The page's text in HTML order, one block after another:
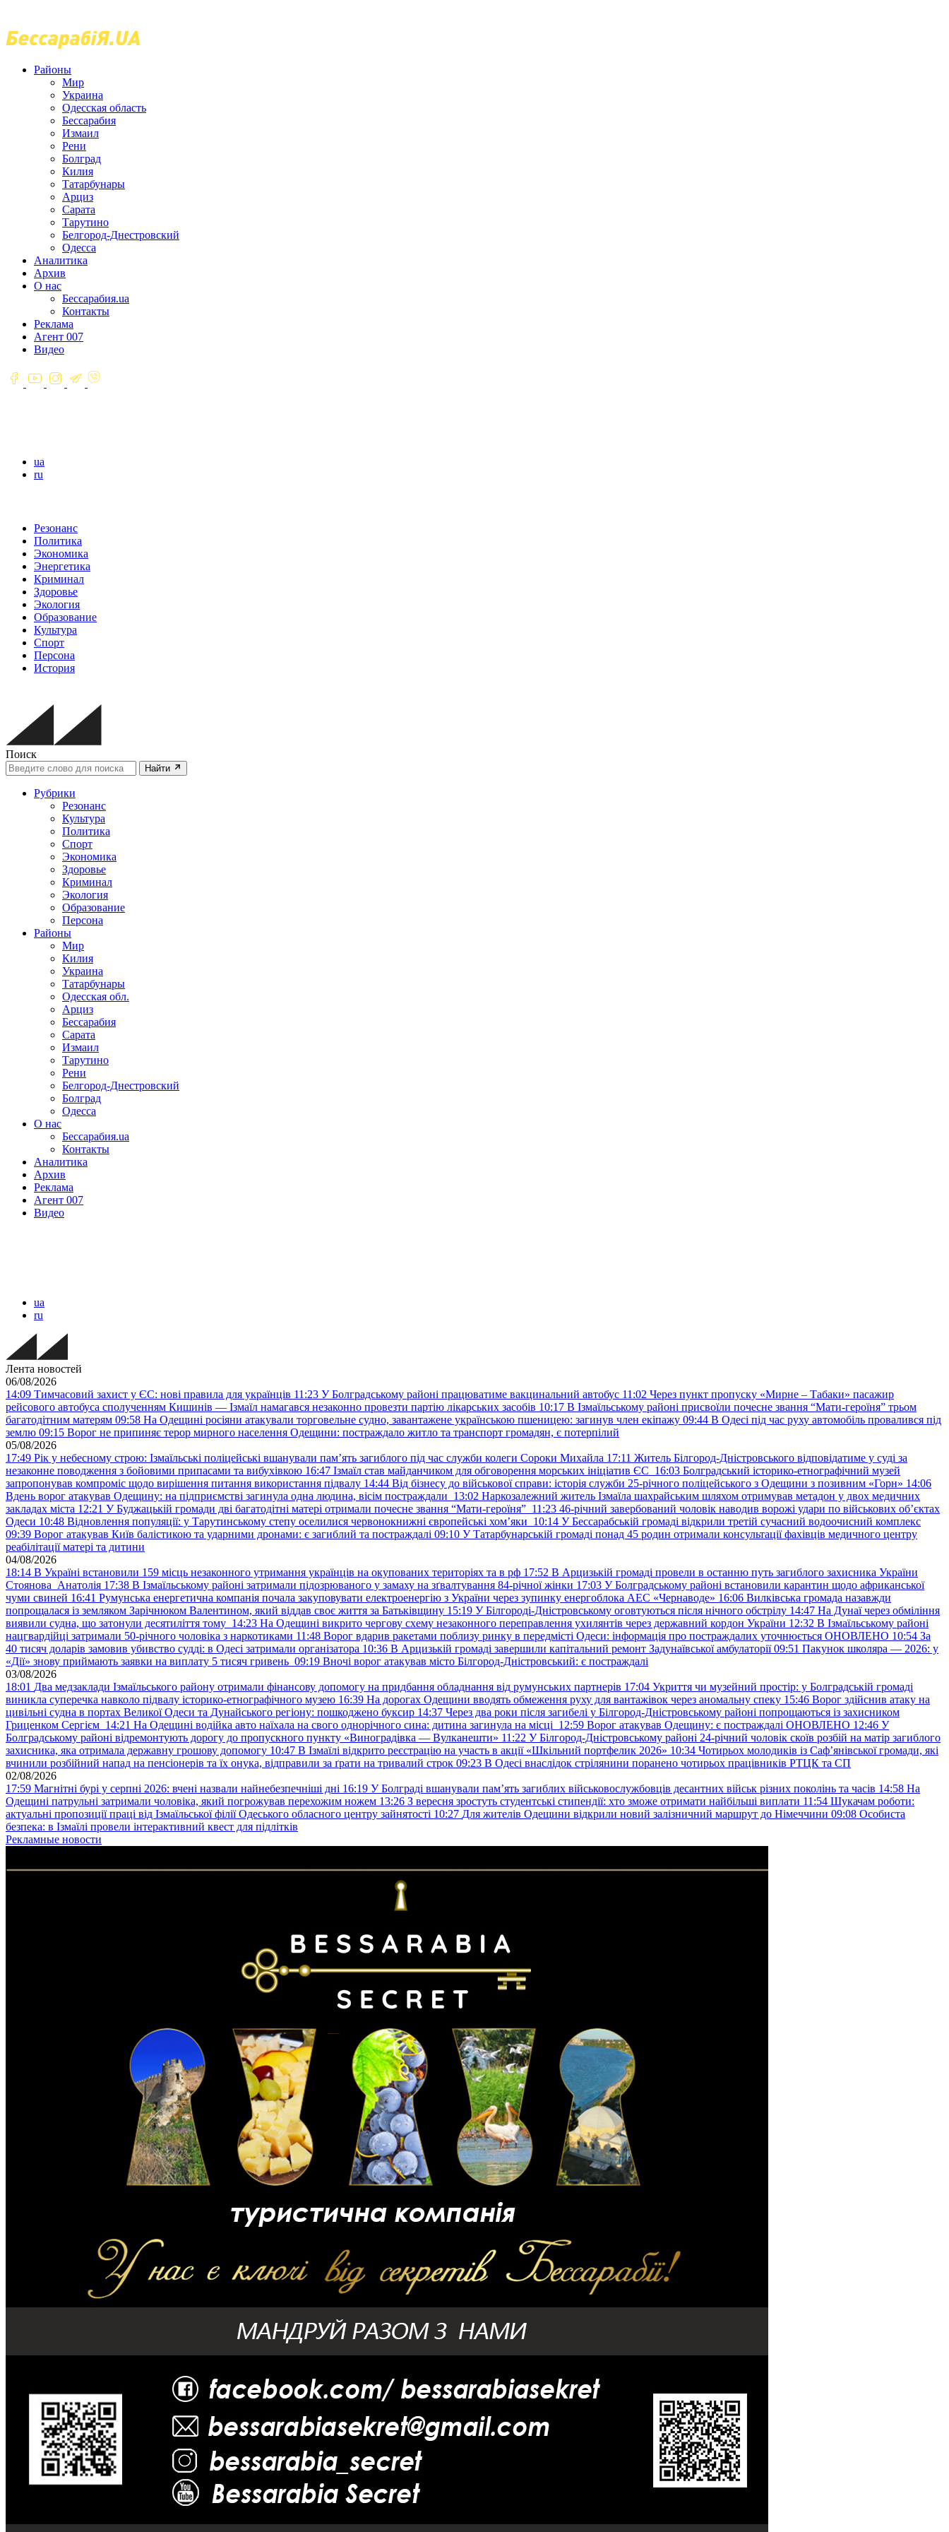
Районы
Мир
Украина
Одесская область
Бессарабия
Измаил
Рени
Болград
Килия
Татарбунары
Арциз
Сарата
Тарутино
Белгород-Днестровский
Одесса
Аналитика
Архив
О нас
Бессарабия.ua
Контакты
Реклама
Агент 007
Видео
ua
ru
Резонанс
Политика
Экономика
Энергетика
Криминал
Здоровье
Экология
Образование
Культура
Спорт
Персона
История
Поиск
Найти
Рубрики
Резонанс
Культура
Политика
Спорт
Экономика
Здоровье
Криминал
Экология
Образование
Персона
Районы
Мир
Килия
Украина
Татарбунары
Одесская обл.
Арциз
Бессарабия
Сарата
Измаил
Тарутино
Рени
Белгород-Днестровский
Болград
Одесса
О нас
Бессарабия.ua
Контакты
Аналитика
Архив
Реклама
Агент 007
Видео
ua
ru
Лента новостей
06/08/2026
14:09 Тимчасовий захист у ЄС: нові правила для українців 11:23 У Болградському районі працюватиме вакцинальний автобус 11:02 Через пункт пропуску «Мирне – Табаки» пасажир
рейсового автобуса сполученням Кишинів — Ізмаїл намагався незаконно провезти партію лікарських засобів 10:17 В Ізмаїльському районі присвоїли почесне звання “Мати-героїня” трьом
багатодітним матерям 09:58 На Одещині росіяни атакували торговельне судно, завантажене українською пшеницею: загинув член екіпажу 09:44 В Одесі під час руху автомобіль провалився під
землю 09:15 Ворог не припиняє терор мирного населення Одещини: постраждало житло та транспорт громадян, є потерпілий
05/08/2026
17:49 Рік у небесному строю: Ізмаїльські поліцейські вшанували пам’ять загиблого під час служби колеги Сороки Михайла 17:11 Житель Білгород-Дністровського відповідатиме у суді за
незаконне поводження з бойовими припасами та вибухівкою 16:47 Ізмаїл став майданчиком для обговорення морських ініціатив ЄС 16:03 Болградський історико-етнографічний музей
запропонував компроміс щодо вирішення питання використання підвалу 14:44 Від бізнесу до військової справи: історія служби 25-річного поліцейського з Одещини з позивним «Горн» 14:06
Вдень ворог атакував Одещину: на підприємстві загинула одна людина, вісім постраждали 13:02 Наркозалежний житель Ізмаїла шахрайським шляхом отримував метадон у двох медичних
закладах міста 12:21 У Буджацькій громади дві багатодітні матері отримали почесне звання “Мати-героїня” 11:23 46-річний завербований чоловік наводив ворожі удари по військових обʼєктах
Одеси 10:48 Відновлення популяції: у Тарутинському степу оселилися червонокнижні європейські хом’яки 10:14 У Бессарабській громаді відкрили третій сучасний водоочисний комплекс
09:39 Ворог атакував Київ балістикою та ударними дронами: є загиблий та постраждалі 09:10 У Татарбунарській громаді понад 45 родин отримали консультації фахівців медичного центру
реабілітації матері та дитини
04/08/2026
18:14 В Україні встановили 159 місць незаконного утримання українців на окупованих територіях та в рф 17:52 В Арцизькій громаді провели в останню путь загиблого захисника України
Стоянова Анатолія 17:38 В Ізмаїльському районі затримали підозрюваного у замаху на зґвалтування 84-річної жінки 17:03 У Болградському районі встановили карантин щодо африканської
чуми свиней 16:41 Румунська енергетична компанія почала закуповувати електроенергію з України через зупинку енергоблока АЕС «Чернаводе» 16:06 Вилківська громада назавжди
попрощалася із земляком Зарічнюком Валентином, який віддав своє життя за Батьківщину 15:19 У Білгороді-Дністровському оговтуються після нічного обстрілу 14:47 На Дунаї через обміління
виявили судна, що затонули десятиліття тому 14:23 На Одещині викрито чергову схему незаконного переправлення ухилянтів через державний кордон України 12:32 В Ізмаїльському районі
нацгвардійці затримали 50-річного чоловіка з наркотиками 11:48 Ворог вдарив ракетами поблизу ринку в передмісті Одеси: інформація про постраждалих уточнюється ОНОВЛЕНО 10:54 За
40 тисяч доларів замовив убивство судді: в Одесі затримали організатора 10:36 В Арцизькій громаді завершили капітальний ремонт Задунаївської амбулаторії 09:51 Пакунок школяра — 2026: у
«Дії» знову приймають заявки на виплату 5 тисяч гривень 09:19 Вночі ворог атакував місто Білгород-Дністровський: є постраждалі
03/08/2026
18:01 Два медзаклади Ізмаїльського району отримали фінансову допомогу на придбання обладнання від румунських партнерів 17:04 Укриття чи музейний простір: у Болградській громаді
виникла суперечка навколо підвалу історико-етнографічного музею 16:39 На дорогах Одещини вводять обмеження руху для вантажівок через аномальну спеку 15:46 Ворог здійснив атаку на
цивільні судна в портах Великої Одеси та Дунайського регіону: пошкоджено буксир 14:37 Через два роки після загибелі у Білгород-Дністровському районі попрощаються із захисником
Гриценком Сергієм 14:21 На Одещині водійка авто наїхала на свого однорічного сина: дитина загинула на місці 12:59 Ворог атакував Одещину: є постраждалі ОНОВЛЕНО 12:46 У
Болградському районі відремонтують дорогу до пропускного пункту «Виноградівка — Вулканешти» 11:22 У Білгород-Дністровському районі 24-річний чоловік скоїв розбій на матір загиблого
захисника, яка отримала державну грошову допомогу 10:47 В Ізмаїлі відкрито реєстрацію на участь в акції «Шкільний портфелик 2026» 10:34 Чотирьох молодиків із Саф’янівської громади, які
вчинили розбійний напад на пенсіонерів та їх онука, відправили за ґрати на тривалий строк 09:23 В Одесі внаслідок стрілянини поранено чотирьох працівників РТЦК та СП
02/08/2026
17:59 Магнітні бурі у серпні 2026: вчені назвали найнебезпечніші дні 16:19 У Болграді вшанували пам’ять загиблих військовослужбовців десантних військ різних поколінь та часів 14:58 На
Одещині патрульні затримали чоловіка, який погрожував перехожим ножем 13:26 З вересня зростуть студентські стипендії: хто зможе отримати найбільші виплати 11:54 Шукачам роботи:
актуальні пропозиції праці від Ізмаїльської філії Одеського обласного центру зайнятості 10:27 Для жителів Одещини відкрили новий залізничний маршрут до Німеччини 09:08 Особиста
безпека: в Ізмаїлі провели інтерактивний квест для підлітків
Рекламные новости